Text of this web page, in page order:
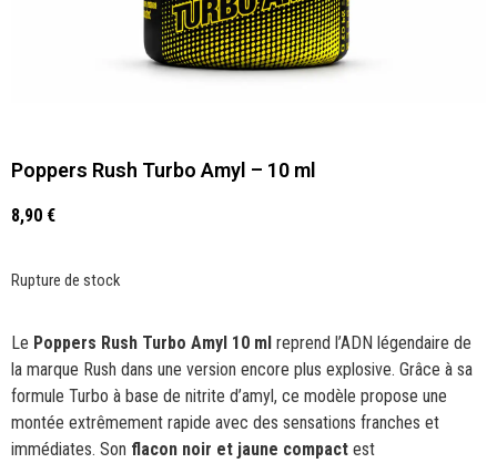
Poppers Rush Turbo Amyl – 10 ml
8,90 €
Rupture de stock
Le Poppers Rush Turbo Amyl 10 ml reprend l’ADN légendaire de
la marque Rush dans une version encore plus explosive. Grâce à sa
formule Turbo à base de nitrite d’amyl, ce modèle propose une
montée extrêmement rapide avec des sensations franches et
immédiates. Son flacon noir et jaune compact est